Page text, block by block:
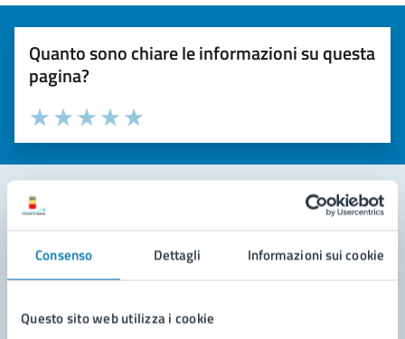
Consenso Dettagli Informazioni sui cookie
Questo sito web utilizza i cookie
Quanto sono chiare le informazioni su questa
pagina?
Valuta la chiarezza delle informazioni (da 1 a 5 stelle)
Seleziona il numero di stelle per valutare la chiarezza delle
Valuta 5 stelle su 5
Valuta 4 stelle su 5
Valuta 3 stelle su 5
Valuta 2 stelle su 5
Valuta 1 stelle su 5
Leggi le domande frequenti
Richiedi assistenza